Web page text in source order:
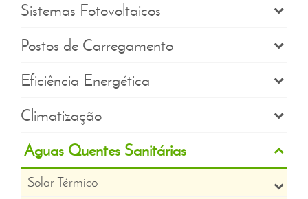
Sistemas Fotovoltaicos
Postos de Carregamento
Eficiência Energética
Climatização
Águas Quentes Sanitárias
Solar Térmico